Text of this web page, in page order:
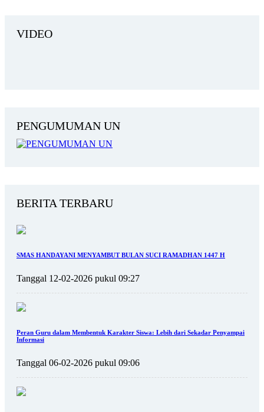
VIDEO
PENGUMUMAN UN
BERITA TERBARU
SMAS HANDAYANI MENYAMBUT BULAN SUCI RAMADHAN 1447 H
Tanggal 12-02-2026 pukul 09:27
Peran Guru dalam Membentuk Karakter Siswa: Lebih dari Sekadar Penyampai
Informasi
Tanggal 06-02-2026 pukul 09:06